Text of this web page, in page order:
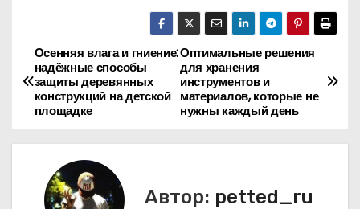
Н
а
Оптимальные решения
для хранения
инструментов и
материалов, которые не
нужны каждый день
Осенняя влага и гниение:
надёжные способы
защиты деревянных
конструкций на детской
площадке
Автор: petted_ru